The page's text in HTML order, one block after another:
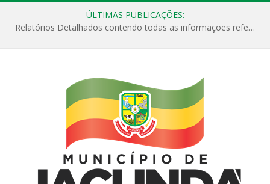
ÚLTIMAS PUBLICAÇÕES:
Relatórios Detalhados contendo todas as informações referentes a execução de recursos destinados ao fomento de projetos culturais no Município de Jacundá entre os anos de 2022 ao presente ano de 2026.